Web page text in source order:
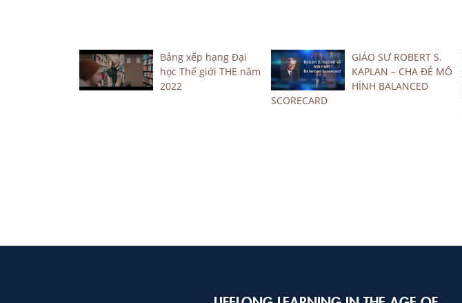
Bảng xếp hạng Đại
học Thế giới THE năm
2022
GIÁO SƯ ROBERT S.
KAPLAN – CHA ĐẺ MÔ
HÌNH BALANCED
SCORECARD